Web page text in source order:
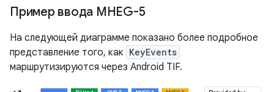
Пример ввода MHEG-5
На следующей диаграмме показано более подробное
представление того, как KeyEvents
маршрутизируются через Android TIF.